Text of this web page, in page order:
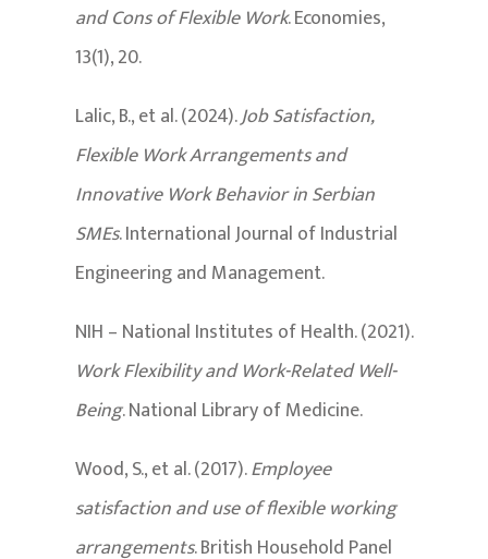
and Cons of Flexible Work. Economies,
13(1), 20.
Lalic, B., et al. (2024).Job Satisfaction,
Flexible Work Arrangements and
Innovative Work Behavior in Serbian
SMEs. International Journal of Industrial
Engineering and Management.
NIH – National Institutes of Health. (2021).
Work Flexibility and Work-Related Well-
Being. National Library of Medicine.
Wood, S., et al. (2017).Employee
satisfaction and use of flexible working
arrangements. British Household Panel